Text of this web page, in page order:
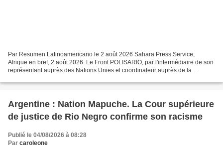
Par Resumen Latinoamericano le 2 août 2026 Sahara Press Service,
Afrique en bref, 2 août 2026. Le Front POLISARIO, par l'intermédiaire de son
représentant auprès des Nations Unies et coordinateur auprès de la
Argentine : Nation Mapuche. La Cour supérieure
de justice de Rio Negro confirme son racisme
Publié le 04/08/2026 à 08:28
Par caroleone